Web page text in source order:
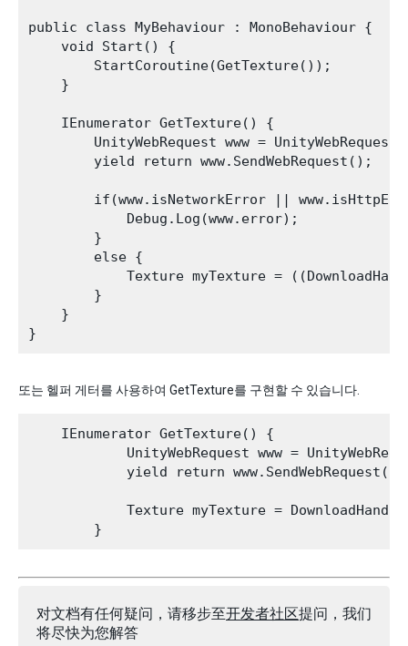
public class MyBehaviour : MonoBehaviour {
    void Start() {
        StartCoroutine(GetTexture());
    }
    IEnumerator GetTexture() {
UnityWebRequest www =
        yield return www.SendWebRequest();
if(www.isNetworkError ||
            Debug.Log(www.error);
        }
        else {
Texture myTexture =
        }
    }
또는 헬퍼 게터를 사용하여 GetTexture를 구현할 수 있습니다.
    IEnumerator GetTexture() {
UnityWebRequest www =
            yield return www.SendWebRequest();
Texture myTexture =
对文档有任何疑问，请移步至开发者社区提问，我们
将尽快为您解答